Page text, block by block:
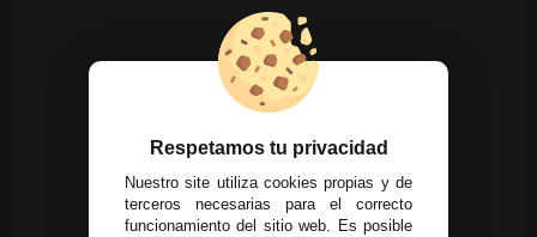
Respetamos tu privacidad
Nuestro site utiliza cookies propias y de
terceros necesarias para el correcto
funcionamiento del sitio web. Es posible